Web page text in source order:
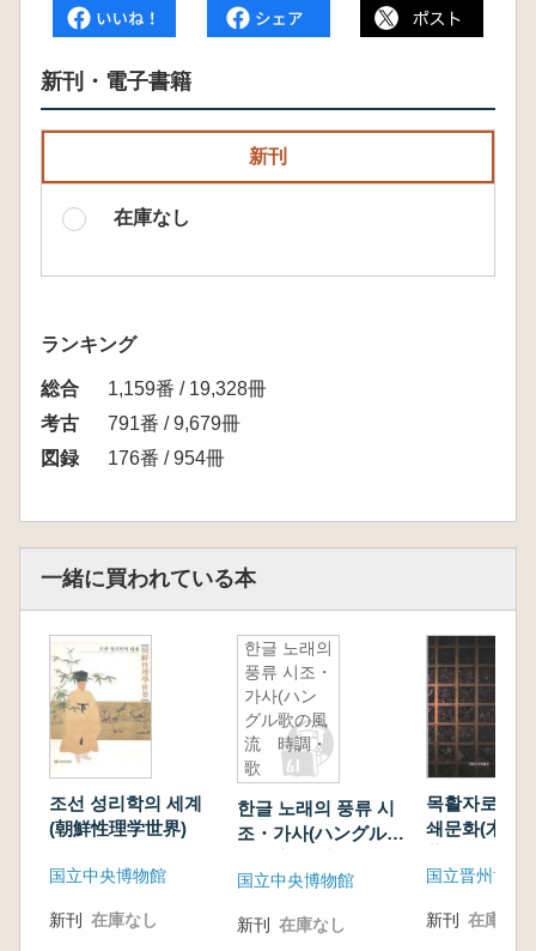
新刊・電子書籍
新刊
在庫なし
ランキング
総合
1,159番 / 19,328冊
考古
791番 / 9,679冊
図録
176番 / 954冊
一緒に買われている本
조선 성리학의 세계
(朝鮮性理学世界)
国立中央博物館
新刊 在庫なし
한글 노래의
풍류 시조・
가사(ハン
グル歌の風
流 時調・
歌
한글 노래의 풍류 시
조・가사(ハングル歌
詞)
国立中央博物館
新刊 在庫なし
목활자로 보
쇄문화(木活
国立晋州博物
新刊 在庫なし